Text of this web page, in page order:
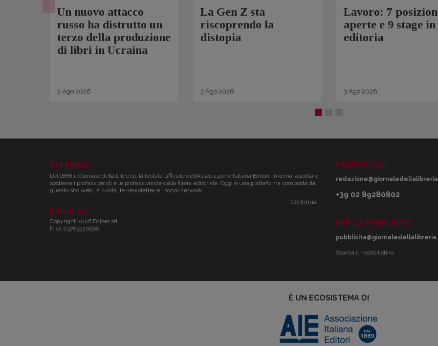
Un nuovo attacco
russo ha distrutto un
terzo della produzione
di libri in Ucraina
3 Ago 2026
La Gen Z sta
riscoprendo la
distopia
3 Ago 2026
Lavoro: 7
aperte e 9 stage in
editoria
3 Ago 2026
CHI SIAMO
Dal 1888 il Giornale della Libreria, la testata ufficiale dell’Associazione Italiana Editori, informa, ascolta e
sostiene i professionisti e le professioniste della filiera editoriale. Oggi è una piattaforma composta da
questo sito web, la rivista, le newsletter e i social network.
Continua...
Ediser srl
Copyright 2026 Ediser srl
P.Iva 03763520966
CONTATTACI
+39 02 89280802
PER LA PUBBLICITÀ
Scarica il nostro listino
È UN ECOSISTEMA DI